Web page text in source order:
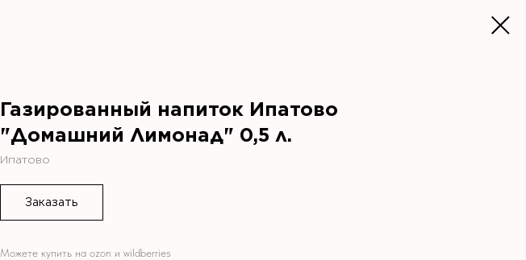
Газированный напиток Ипатово
"Домашний Лимонад" 0,5 л.
Ипатово
Заказать
Можете купить на ozon и wildberries